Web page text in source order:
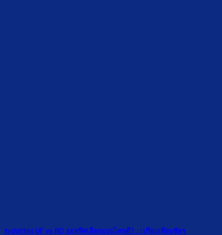
ระบบกรอง UF vs RO ออฟฟิศเลือกแบบไหนดี? : เปรียบเทียบชัดๆ